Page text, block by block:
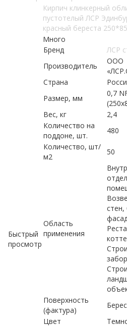
Быстрый
просмотр
Кирпич клинкерный
пустотелый ЛСР
красный береста
Много
Бренд
ЛСР
Производитель
ООО
Страна
Размер, мм
0,7
Вес, кг
2,4
Количество на
поддоне, шт.
480
Количество, шт/
м2
50
Область
применения
стен,
Поверхность
(фактура)
Цвет